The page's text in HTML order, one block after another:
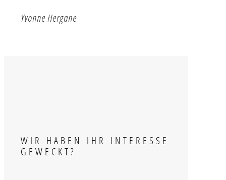
Yvonne Hergane
WIR HABEN IHR INTERESSE
GEWECKT?